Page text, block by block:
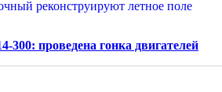
реконструируют летное поле
300: проведена гонка двигателей